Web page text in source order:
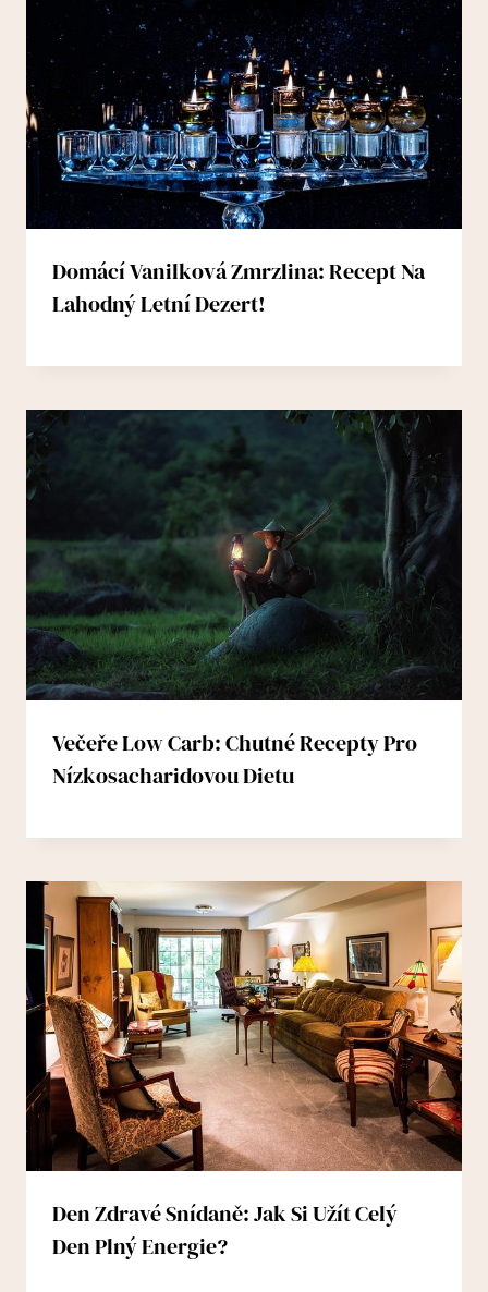
Domácí Vanilková Zmrzlina: Recept Na
Lahodný Letní Dezert!
Večeře Low Carb: Chutné Recepty Pro
Nízkosacharidovou Dietu
Den Zdravé Snídaně: Jak Si Užít Celý
Den Plný Energie?